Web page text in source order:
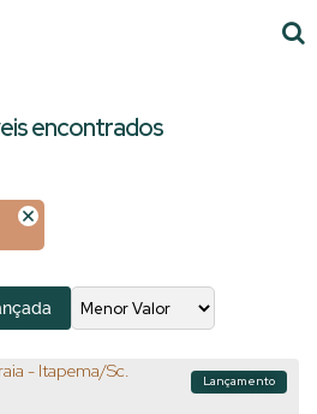
encontrados
Lançamento